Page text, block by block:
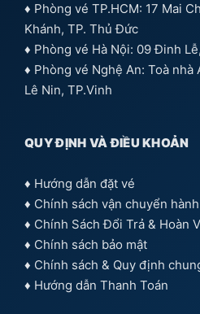
♦ Phòng vé TP.HCM: 17 Mai
Khánh, TP. Thủ Đức
♦ Phòng vé Hà Nội: 09 Đinh
♦ Phòng vé Nghệ An: Toà
Lê Nin, TP.Vinh
QUY ĐỊNH VÀ ĐIỀU KHOẢN
♦ Hướng dẫn đặt vé
♦ Chính sách vận chuyển
♦ Chính Sách Đổi Trả & Hoàn
♦ Chính sách bảo mật
♦ Chính sách & Quy định
♦ Hướng dẫn Thanh Toán